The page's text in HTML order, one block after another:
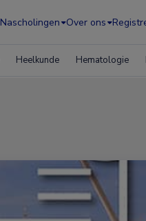
Nascholingen Over ons
Heelkunde Hematologie